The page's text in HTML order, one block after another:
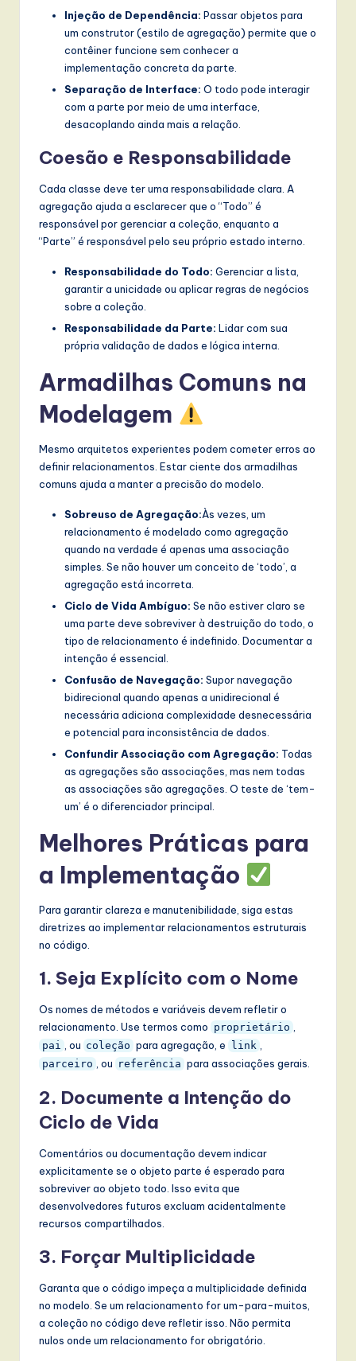
Injeção de Dependência: Passar objetos para
um construtor (estilo de agregação) permite que o
contêiner funcione sem conhecer a
implementação concreta da parte.
Separação de Interface: O todo pode interagir
com a parte por meio de uma interface,
desacoplando ainda mais a relação.
Coesão e Responsabilidade
Cada classe deve ter uma responsabilidade clara. A
agregação ajuda a esclarecer que o “Todo” é
responsável por gerenciar a coleção, enquanto a
“Parte” é responsável pelo seu próprio estado interno.
Responsabilidade do Todo: Gerenciar a lista,
garantir a unicidade ou aplicar regras de negócios
sobre a coleção.
Responsabilidade da Parte: Lidar com sua
própria validação de dados e lógica interna.
Armadilhas Comuns na
Modelagem
Mesmo arquitetos experientes podem cometer erros ao
definir relacionamentos. Estar ciente dos armadilhas
comuns ajuda a manter a precisão do modelo.
Sobreuso de Agregação:Às vezes, um
relacionamento é modelado como agregação
quando na verdade é apenas uma associação
simples. Se não houver um conceito de ‘todo’, a
agregação está incorreta.
Ciclo de Vida Ambíguo: Se não estiver claro se
uma parte deve sobreviver à destruição do todo, o
tipo de relacionamento é indefinido. Documentar a
intenção é essencial.
Confusão de Navegação: Supor navegação
bidirecional quando apenas a unidirecional é
necessária adiciona complexidade desnecessária
e potencial para inconsistência de dados.
Confundir Associação com Agregação: Todas
as agregações são associações, mas nem todas
as associações são agregações. O teste de ‘tem-
um’ é o diferenciador principal.
Melhores Práticas para
a Implementação
Para garantir clareza e manutenibilidade, siga estas
diretrizes ao implementar relacionamentos estruturais
no código.
1. Seja Explícito com o Nome
Os nomes de métodos e variáveis devem refletir o
relacionamento. Use termos como proprietário ,
pai , ou coleção para agregação, e link ,
parceiro , ou referência para associações gerais.
2. Documente a Intenção do
Ciclo de Vida
Comentários ou documentação devem indicar
explicitamente se o objeto parte é esperado para
sobreviver ao objeto todo. Isso evita que
desenvolvedores futuros excluam acidentalmente
recursos compartilhados.
3. Forçar Multiplicidade
Garanta que o código impeça a multiplicidade definida
no modelo. Se um relacionamento for um-para-muitos,
a coleção no código deve refletir isso. Não permita
nulos onde um relacionamento for obrigatório.